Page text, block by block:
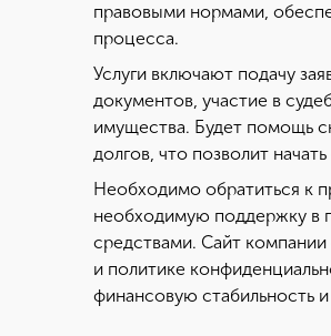
правовыми нормами,
процесса.
Услуги включают подачу
документов, участие в
имущества. Будет помощь
долгов, что позволит
Необходимо обратиться к
необходимую поддержку в
средствами. Сайт
и политике
финансовую стабильность